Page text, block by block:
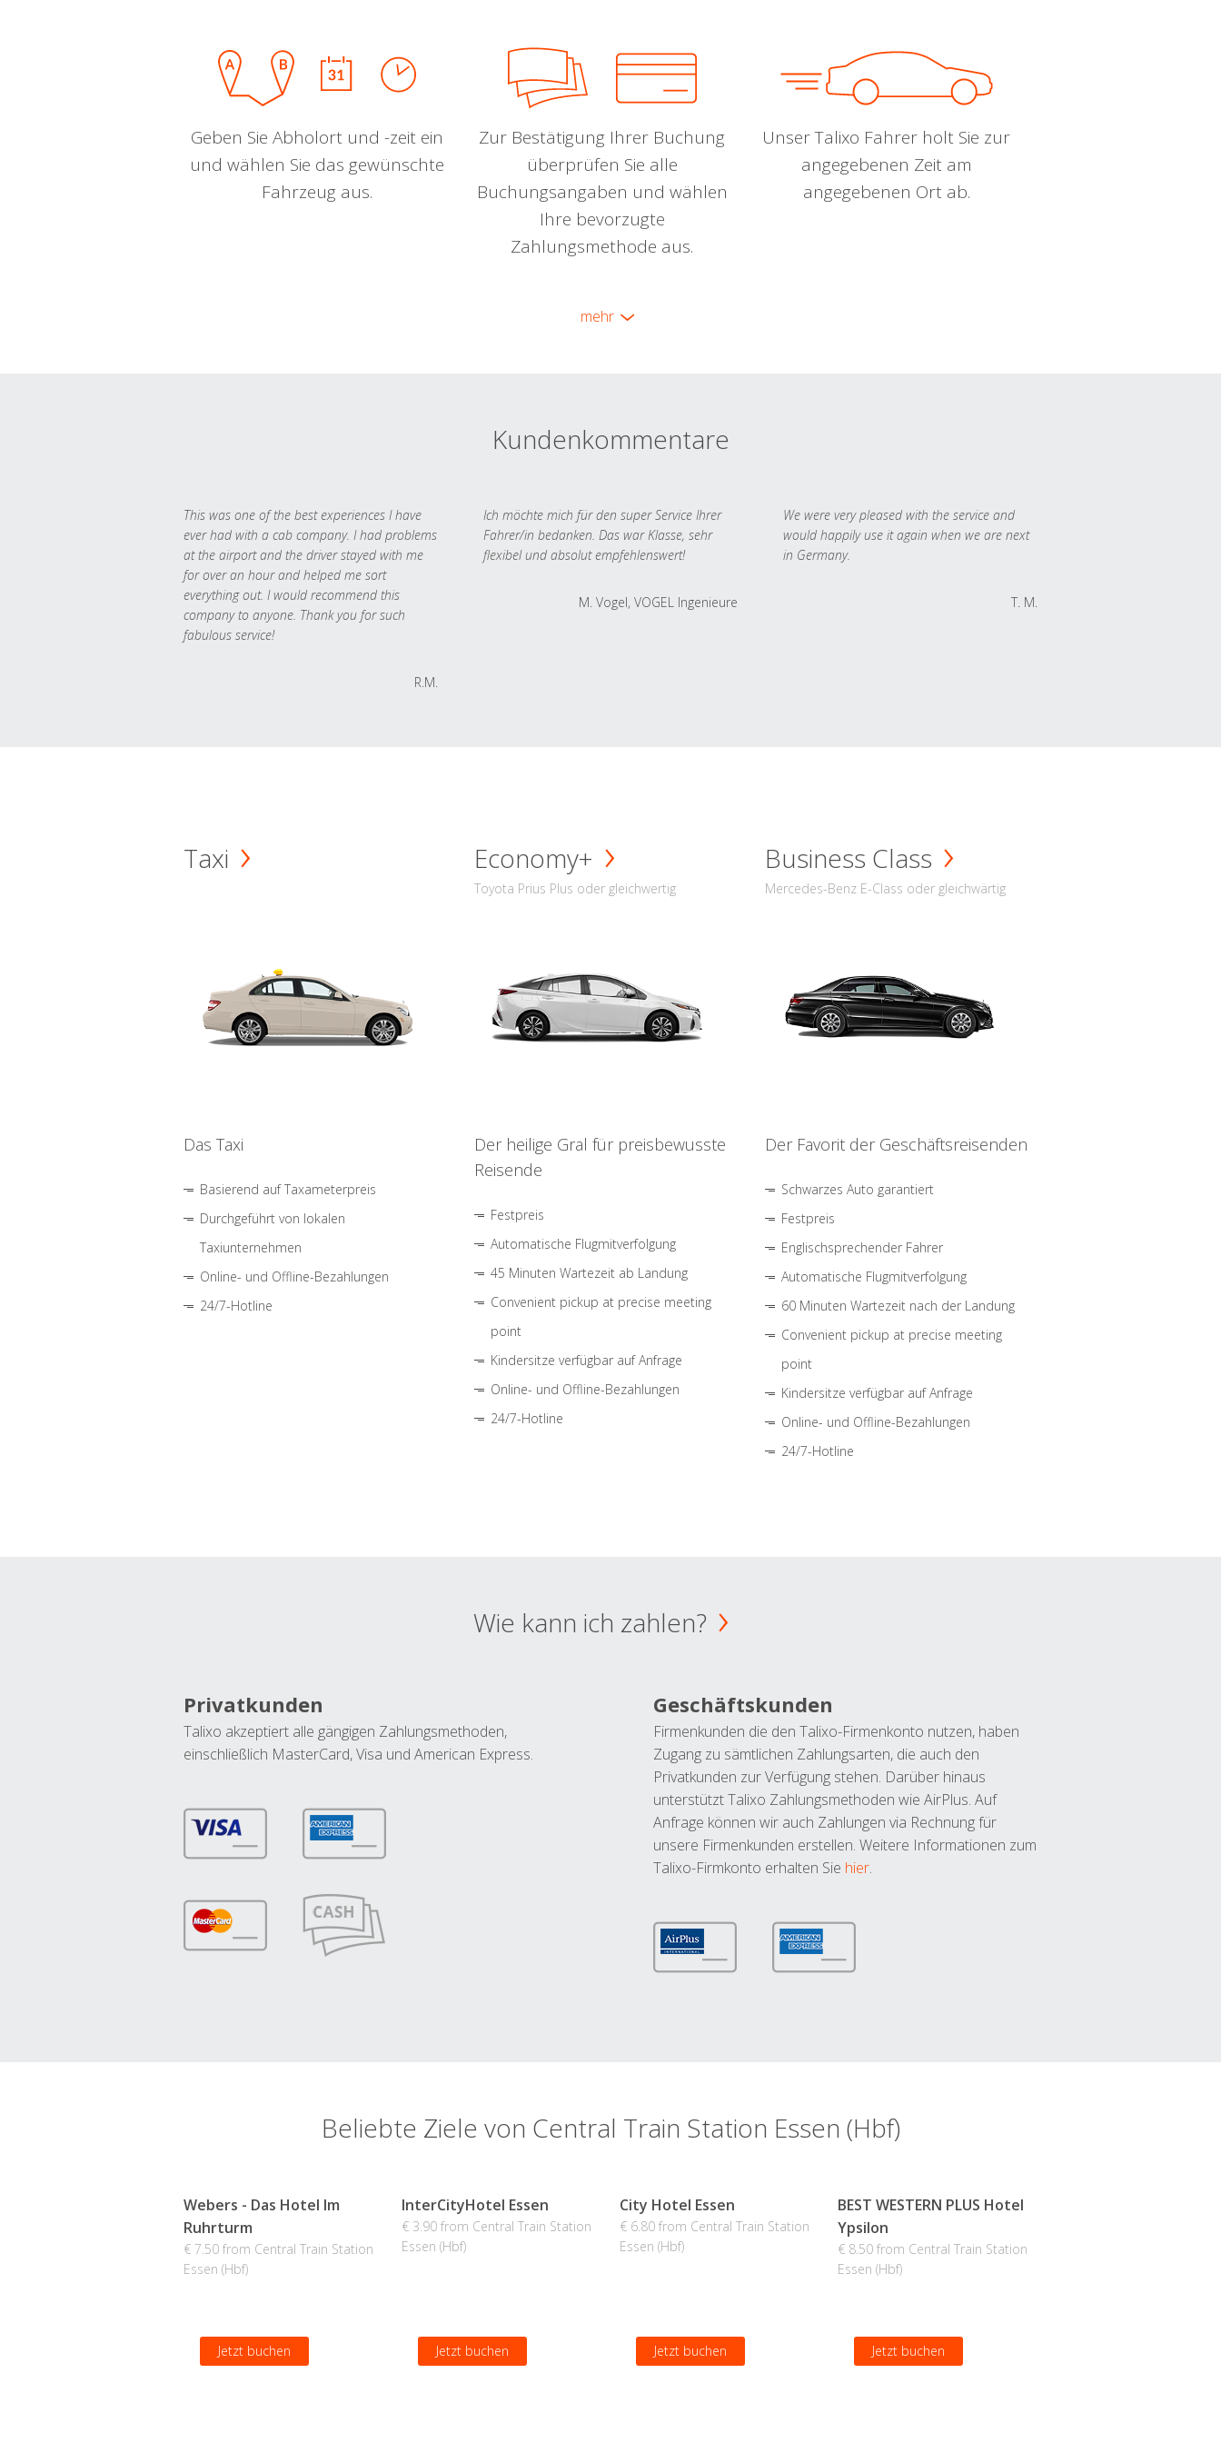
Geben Sie Abholort und -zeit ein
und wählen Sie das gewünschte
Fahrzeug aus.
Zur Bestätigung Ihrer Buchung
überprüfen Sie alle
Buchungsangaben und wählen
Ihre bevorzugte
Zahlungsmethode aus.
Unser Talixo Fahrer holt Sie zur
angegebenen Zeit am
angegebenen Ort ab.
mehr
Kundenkommentare
This was one of the best experiences I have
ever had with a cab company. I had problems
at the airport and the driver stayed with me
for over an hour and helped me sort
everything out. I would recommend this
company to anyone. Thank you for such
fabulous service!
R.M.
Ich möchte mich für den super Service Ihrer
Fahrer/in bedanken. Das war Klasse, sehr
flexibel und absolut empfehlenswert!
M. Vogel, VOGEL Ingenieure
We were very pleased with the service and
would happily use it again when we are next
in Germany.
T. M.
Taxi
Das Taxi
Basierend auf Taxameterpreis
Durchgeführt von lokalen
Taxiunternehmen
Online- und Offline-Bezahlungen
24/7-Hotline
Economy+
Toyota Prius Plus oder gleichwertig
Der heilige Gral für preisbewusste
Reisende
Festpreis
Automatische Flugmitverfolgung
45 Minuten Wartezeit ab Landung
Convenient pickup at precise meeting
point
Kindersitze verfügbar auf Anfrage
Online- und Offline-Bezahlungen
24/7-Hotline
Business Class
Mercedes-Benz E-Class oder gleichwärtig
Der Favorit der Geschäftsreisenden
Schwarzes Auto garantiert
Festpreis
Englischsprechender Fahrer
Automatische Flugmitverfolgung
60 Minuten Wartezeit nach der Landung
Convenient pickup at precise meeting
point
Kindersitze verfügbar auf Anfrage
Online- und Offline-Bezahlungen
24/7-Hotline
Wie kann ich zahlen?
Privatkunden
Talixo akzeptiert alle gängigen Zahlungsmethoden,
einschließlich MasterCard, Visa und American Express.
Geschäftskunden
Firmenkunden die den Talixo-Firmenkonto nutzen, haben
Zugang zu sämtlichen Zahlungsarten, die auch den
Privatkunden zur Verfügung stehen. Darüber hinaus
unterstützt Talixo Zahlungsmethoden wie AirPlus. Auf
Anfrage können wir auch Zahlungen via Rechnung für
unsere Firmenkunden erstellen. Weitere Informationen zum
Talixo-Firmkonto erhalten Sie hier.
Beliebte Ziele von Central Train Station Essen (Hbf)
Webers - Das Hotel Im
Ruhrturm
€ 7.50 from Central Train Station
Essen (Hbf)
Jetzt buchen
InterCityHotel Essen
€ 3.90 from Central Train Station
Essen (Hbf)
Jetzt buchen
City Hotel Essen
€ 6.80 from Central Train Station
Essen (Hbf)
Jetzt buchen
BEST WESTERN PLUS Hotel
Ypsilon
€ 8.50 from Central Train Station
Essen (Hbf)
Jetzt buchen